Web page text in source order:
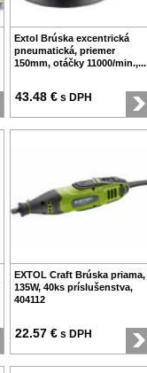
Extol Brúska excentrická
pneumatická, priemer
150mm, otáčky 11000/min.,...
43.48 € s DPH
EXTOL Craft Brúska priama,
135W, 40ks príslušenstva,
404112
22.57 € s DPH